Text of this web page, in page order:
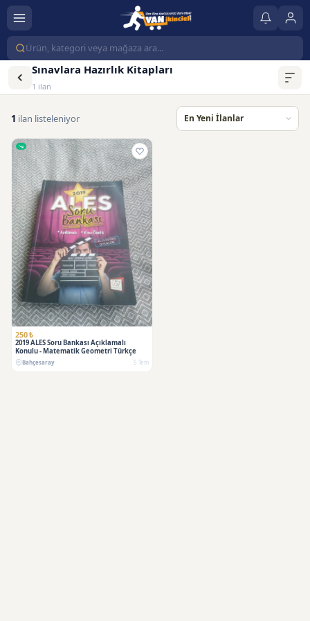
Sınavlara Hazırlık Kitapları
1 ilan
1 ilan listeleniyor
250 ₺
2019 ALES Soru Bankası Açıklamalı
Konulu - Matematik Geometri Türkçe
Bahçesaray 5 Tem